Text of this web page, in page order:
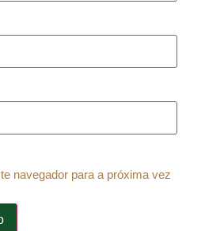
navegador para a próxima vez